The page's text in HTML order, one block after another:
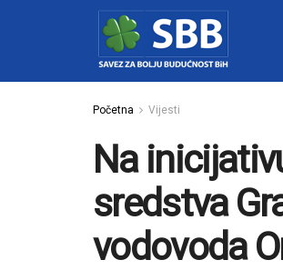
Početna Vijesti
Na
sredstva
vodovoda